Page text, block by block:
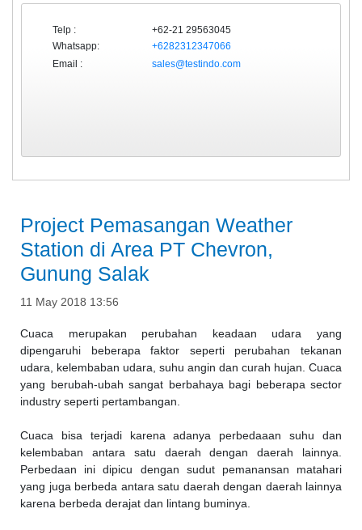
Telp :
+62-21 29563045
Whatsapp:
+6282312347066
Email :
sales@testindo.com
Project Pemasangan Weather
Station di Area PT Chevron,
Gunung Salak
11 May 2018 13:56
Cuaca merupakan perubahan keadaan udara yang
dipengaruhi beberapa faktor seperti perubahan tekanan
udara, kelembaban udara, suhu angin dan curah hujan. Cuaca
yang berubah-ubah sangat berbahaya bagi beberapa sector
industry seperti pertambangan.
Cuaca bisa terjadi karena adanya perbedaaan suhu dan
kelembaban antara satu daerah dengan daerah lainnya.
Perbedaan ini dipicu dengan sudut pemanansan matahari
yang juga berbeda antara satu daerah dengan daerah lainnya
karena berbeda derajat dan lintang buminya.